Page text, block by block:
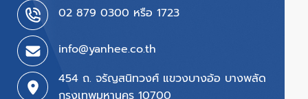
02 879 0300 หรือ 1723
info@yanhee.co.th
454 ถ. จรัญสนิทวงศ์ แขวงบางอ้อ บางพลัด